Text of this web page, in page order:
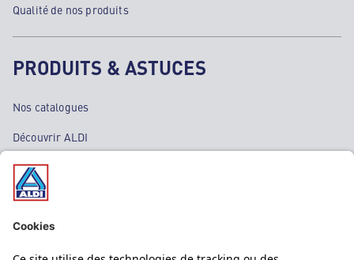
Qualité de nos produits
PRODUITS & ASTUCES
Nos catalogues
Découvrir ALDI
Nos bons plans
Nos rayons
Nos marques
Nos astuces